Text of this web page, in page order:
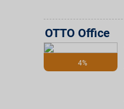
4%
OTTO Office